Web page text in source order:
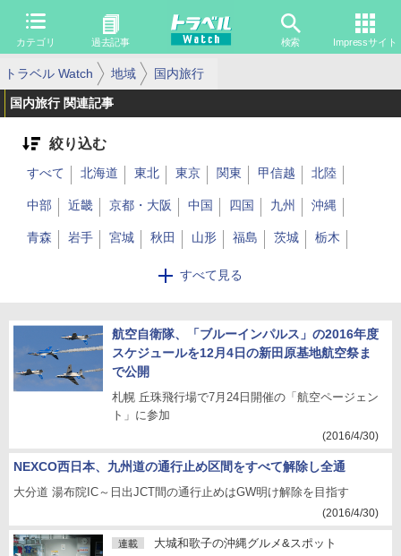
カテゴリ 過去記事 検索 Impressサイト
トラベル Watch 地域 国内旅行
国内旅行 関連記事
絞り込む
すべて見る
すべて 北海道 東北 東京 関東 甲信越 北陸
中部 近畿 京都・大阪 中国 四国 九州 沖縄
青森 岩手 宮城 秋田 山形 福島 茨城 栃木
神奈川 山梨
兵庫 奈良 和歌山 鳥取 島根 岡山 広島
山口 徳島 香川
宮崎 鹿児島
航空自衛隊、「ブルーインパルス」の2016年度
スケジュールを12月4日の新田原基地航空祭ま
で公開
札幌 丘珠飛行場で7月24日開催の「航空ページェン
ト」に参加
(2016/4/30)
NEXCO西日本、九州道の通行止め区間をすべて解除し全通
大分道 湯布院IC～日出JCT間の通行止めはGW明け解除を目指す
(2016/4/30)
連載 大城和歌子の沖縄グルメ&スポット